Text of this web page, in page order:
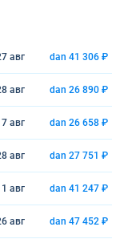
авг dan 41 306 ₽
авг dan 26 890 ₽
авг dan 26 658 ₽
авг dan 27 751 ₽
авг dan 41 247 ₽
авг dan 47 452 ₽